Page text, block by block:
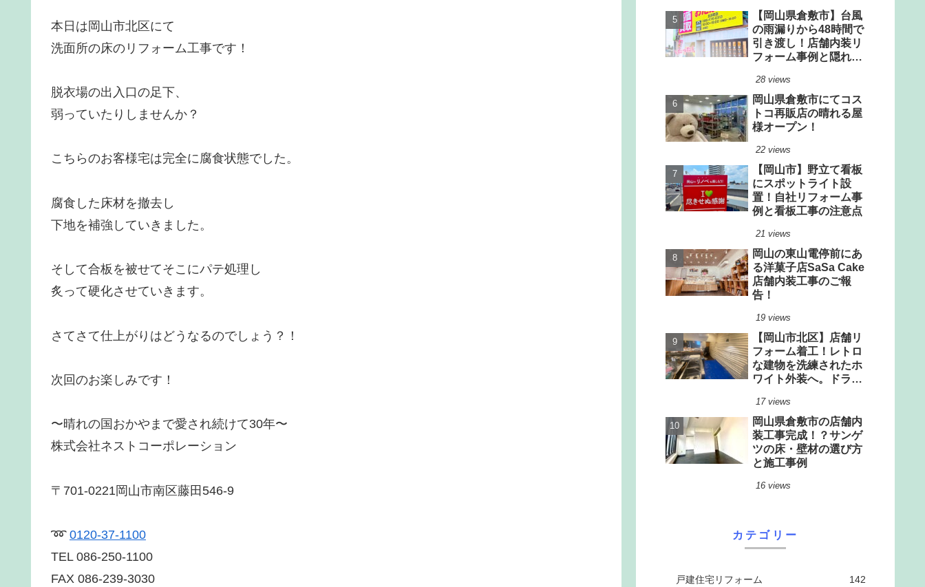
本日は岡山市北区にて
洗面所の床のリフォーム工事です！
脱衣場の出入口の足下、
弱っていたりしませんか？
こちらのお客様宅は完全に腐食状態でした。
腐食した床材を撤去し
下地を補強していきました。
そして合板を被せてそこにパテ処理し
炙って硬化させていきます。
さてさて仕上がりはどうなるのでしょう？！
次回のお楽しみです！
〜晴れの国おかやまで愛され続けて30年〜
株式会社ネストコーポレーション
〒701-0221岡山市南区藤田546-9
➿ 0120-37-1100
TEL 086-250-1100
FAX 086-239-3030
【岡山県倉敷市】台風
の雨漏りから48時間で
引き渡し！店舗内装リ
フォーム事例と隠れた
方
28 views
岡山県倉敷市にてコス
トコ再販店の晴れる屋
様オープン！
22 views
【岡山市】野立て看板
にスポットライト設
置！自社リフォーム事
例と看板工事の注意点
21 views
岡山の東山電停前にあ
る洋菓子店SaSa Cake
店舗内装工事のご報
告！
19 views
【岡山市北区】店舗リ
フォーム着工！レトロ
な建物を洗練されたホ
ワイト外装へ。ドライ
ベーション
17 views
岡山県倉敷市の店舗内
装工事完成！？サンゲ
ツの床・壁材の選び方
と施工事例
16 views
カテゴリー
戸建住宅リフォーム 142